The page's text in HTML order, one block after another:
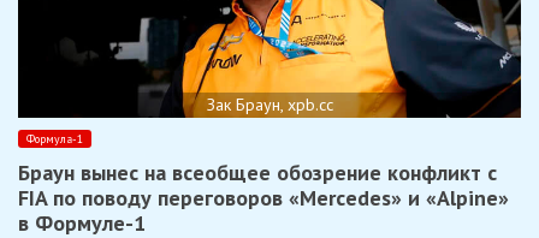
Зак Браун, xpb.cc
Формула-1
Браун вынес на всеобщее обозрение конфликт с
FIA по поводу переговоров «Mercedes» и «Alpine»
в Формуле-1